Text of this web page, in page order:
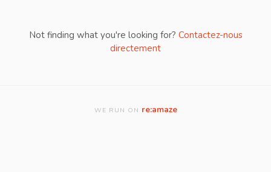
Not finding what you're looking for? Contactez-nous
directement
WE RUN ON re:amaze